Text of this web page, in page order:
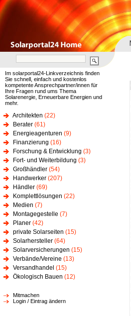
Im solarportal24-Linkverzeichnis finden
Sie schnell, einfach und kostenlos
kompetente Ansprechpartner/innen für
Ihre Fragen rund ums Thema
Solarenergie, Erneuerbare Energien und
mehr.
Architekten (22)
Berater (61)
Energieagenturen (9)
Finanzierung (16)
Forschung & Entwicklung (3)
Fort- und Weiterbildung (3)
Großhändler (54)
Handwerker (207)
Händler (69)
Komplettlösungen (22)
Medien (7)
Montagegestelle (7)
Planer (42)
private Solarseiten (15)
Solarhersteller (64)
Solarversicherungen (15)
Verbände/Vereine (13)
Versandhandel (15)
Ökologisch Bauen (12)
Mitmachen
Login / Eintrag ändern